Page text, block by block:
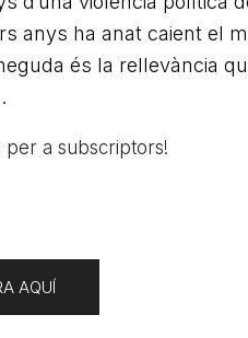
anys ha anat caient el
és la rellevància
per a subscriptors!
AQUÍ